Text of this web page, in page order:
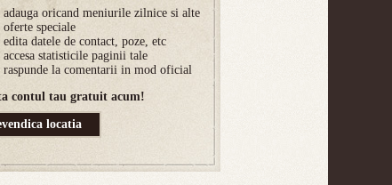
adauga oricand meniurile zilnice si alte
oferte speciale
edita datele de contact, poze, etc
accesa statisticile paginii tale
raspunde la comentarii in mod oficial
contul tau gratuit acum!
locatia